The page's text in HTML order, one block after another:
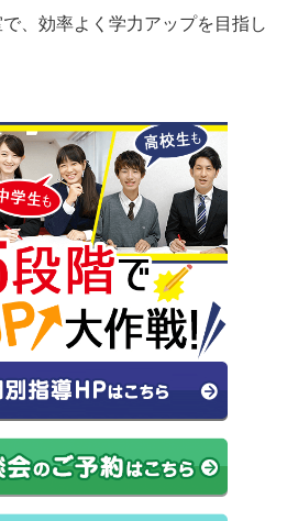
、効率よく学力アップを目指し